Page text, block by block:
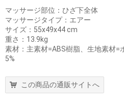
マッサージ部位：ひざ下全体
マッサージタイプ：エアー
サイズ：55x49x44 cm
重さ：13.9kg
素材：主素材=ABS樹脂、生地素材=
5%
この商品の通販サイトへ